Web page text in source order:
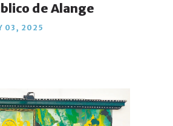
de Alange
03, 2025